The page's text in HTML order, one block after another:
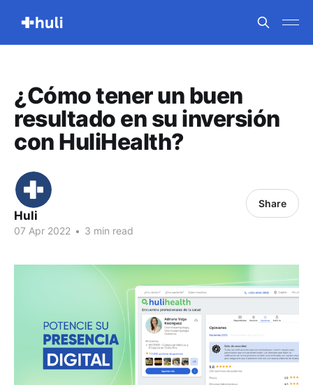
¿Cómo tener un buen
resultado en su inversión
con HuliHealth?
Huli
07 Apr 2022 • 3 min read
Share